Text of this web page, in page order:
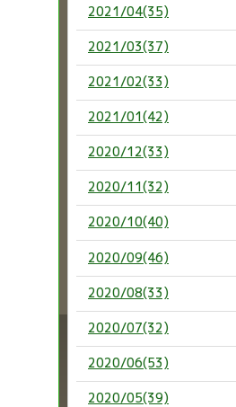
2021/04(35)
2021/03(37)
2021/02(33)
2021/01(42)
2020/12(33)
2020/11(32)
2020/10(40)
2020/09(46)
2020/08(33)
2020/07(32)
2020/06(53)
2020/05(39)